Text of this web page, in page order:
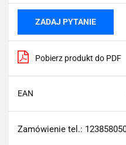
ZADAJ PYTANIE
Pobierz produkt do PDF
EAN
Zamówienie tel.: